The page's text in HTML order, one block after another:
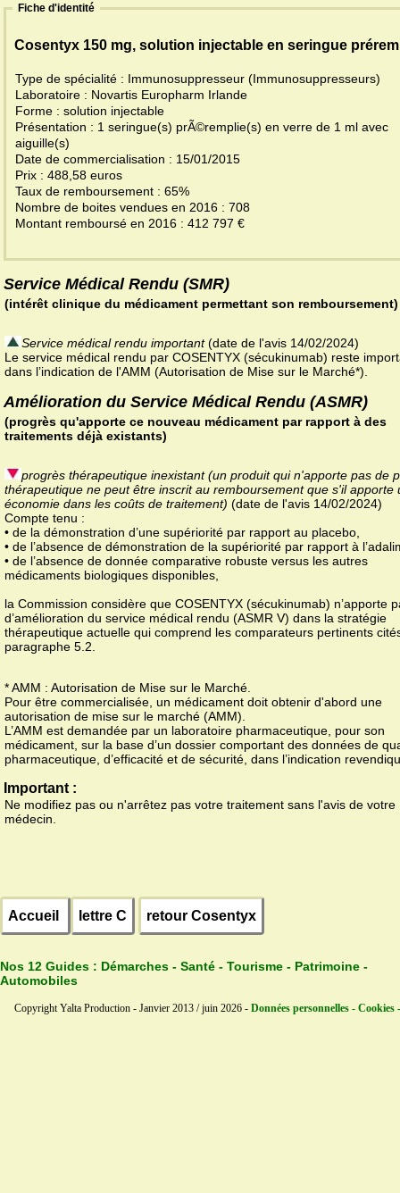
Fiche d'identité
Cosentyx 150 mg, solution injectable en seringue
Type de spécialité : Immunosuppresseur (Immunosuppresseurs)
Laboratoire : Novartis Europharm Irlande
Forme : solution injectable
Présentation : 1 seringue(s) prÃ©remplie(s) en verre de 1 ml avec
aiguille(s)
Date de commercialisation : 15/01/2015
Prix : 488,58 euros
Taux de remboursement : 65%
Nombre de boites vendues en 2016 : 708
Montant remboursé en 2016 : 412 797 €
Service Médical Rendu (SMR)
(intérêt clinique du médicament permettant son remboursement)
Service médical rendu important(date de l'avis 14/02/2024)
Le service médical rendu par COSENTYX (sécukinumab) reste
dans l’indication de l'AMM (Autorisation de Mise sur le Marché*).
Amélioration du Service Médical Rendu (ASMR)
(progrès qu'apporte ce nouveau médicament par rapport à des
traitements déjà existants)
progrès thérapeutique inexistant (un produit qui n'apporte pas de
thérapeutique ne peut être inscrit au remboursement que s'il apporte
économie dans les coûts de traitement) (date de l'avis 14/02/2024)
Compte tenu :
• de la démonstration d’une supériorité par rapport au placebo,
• de l’absence de démonstration de la supériorité par rapport à
• de l’absence de donnée comparative robuste versus les autres
médicaments biologiques disponibles,
la Commission considère que COSENTYX (sécukinumab) n’apporte
d’amélioration du service médical rendu (ASMR V) dans la stratégie
thérapeutique actuelle qui comprend les comparateurs pertinents
paragraphe 5.2.
* AMM : Autorisation de Mise sur le Marché.
Pour être commercialisée, un médicament doit obtenir d'abord une
autorisation de mise sur le marché (AMM).
L’AMM est demandée par un laboratoire pharmaceutique, pour son
médicament, sur la base d’un dossier comportant des données de
pharmaceutique, d’efficacité et de sécurité, dans l’indication
Important :
Ne modifiez pas ou n'arrêtez pas votre traitement sans l'avis de votre
médecin.
Accueil lettre C retour Cosentyx
Nos 12 Guides : Démarches - Santé - Tourisme - Patrimoine -
Automobiles
Copyright Yalta Production - Janvier 2013 / juin 2026 - Données personnelles - Cookies